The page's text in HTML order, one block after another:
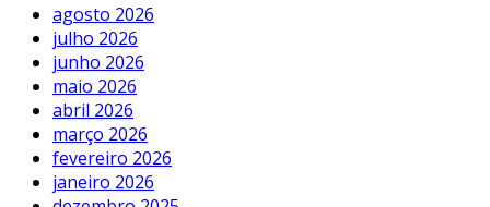
agosto 2026
julho 2026
junho 2026
maio 2026
abril 2026
março 2026
fevereiro 2026
janeiro 2026